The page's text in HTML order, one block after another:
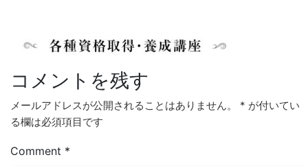
コメントを残す
メールアドレスが公開されることはありません。 * が付いてい
る欄は必須項目です
Comment *